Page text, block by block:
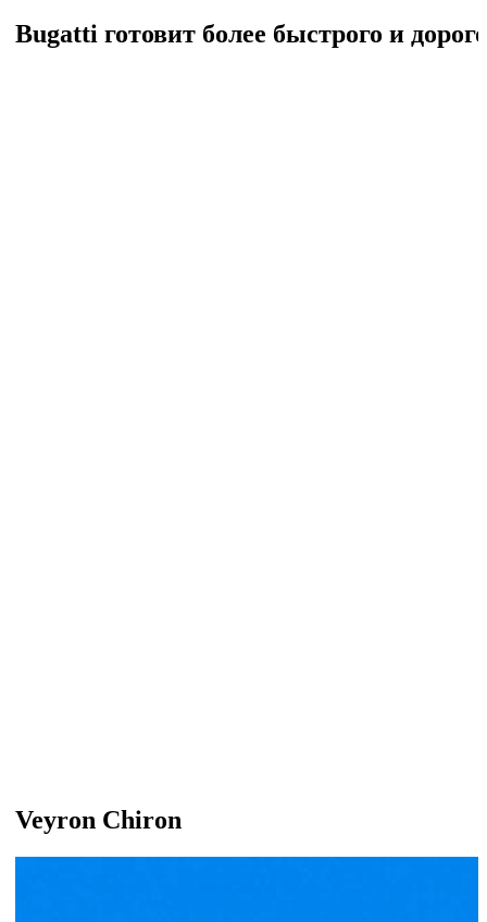
Bugatti готовит более быстрого и
Veyron Chiron